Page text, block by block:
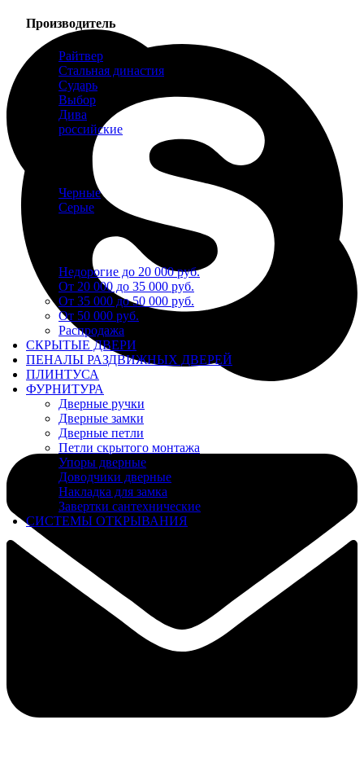
Производитель
Райтвер
Стальная династия
Сударь
Выбор
Дива
российские
Черные
Серые
Недорогие до 20 000 руб.
От 20 000 до 35 000 руб.
От 35 000 до 50 000 руб.
От 50 000 руб.
Распродажа
СКРЫТЫЕ ДВЕРИ
ПЕНАЛЫ РАЗДВИЖНЫХ ДВЕРЕЙ
ПЛИНТУСА
ФУРНИТУРА
Дверные ручки
Дверные замки
Дверные петли
Петли скрытого монтажа
Упоры дверные
Доводчики дверные
Накладка для замка
Завертки сантехнические
СИСТЕМЫ ОТКРЫВАНИЯ